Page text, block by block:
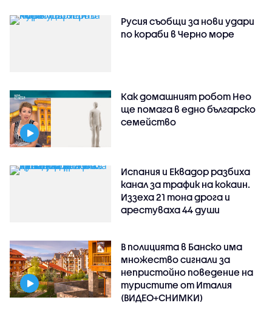
Русия съобщи за нови удари
по кораби в Черно море
Как домашният робот Нео
ще помага в едно българско
семейство
Испания и Еквадор разбиха
канал за трафик на кокаин.
Иззеха 21 тона дрога и
арестуваха 44 души
В полицията в Банско има
множество сигнали за
непристойно поведение на
туристите от Италия
(ВИДЕО+СНИМКИ)